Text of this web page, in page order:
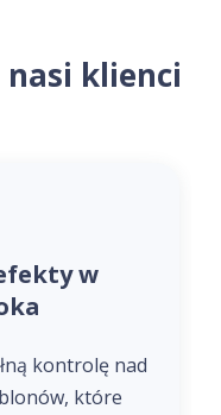
nasi klienci
w
kontrolę nad
które